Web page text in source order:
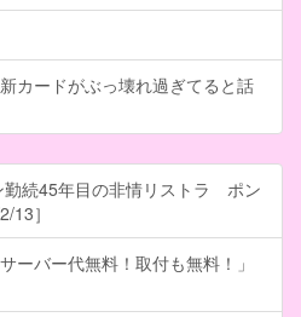
カードがぶっ壊れ過ぎてると話
勤続45年目の非情リストラ ポン
13］
ーバー代無料！取付も無料！」